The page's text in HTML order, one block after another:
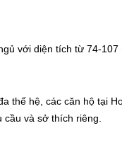
với diện tích từ 74-
thế hệ, các căn hộ tại
cầu và sở thích riêng.